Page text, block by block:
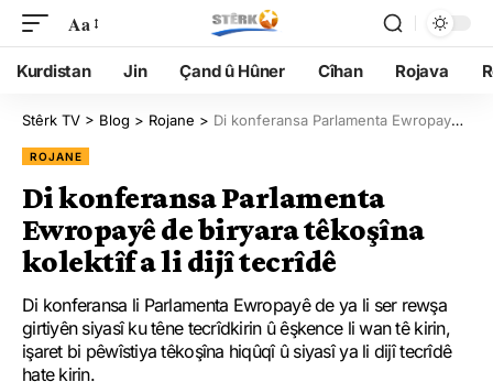
Aa
Kurdistan Jin Çand û Hûner Cîhan Rojava
Stêrk TV > Blog > Rojane > Di konferansa Parlamenta Ewropayê de biryara têkoşîna kolektîf a li dijî tecrîdê
ROJANE
Di konferansa Parlamenta
Ewropayê de biryara têkoşîna
kolektîf a li dijî tecrîdê
Di konferansa li Parlamenta Ewropayê de ya li ser rewşa
girtiyên siyasî ku têne tecrîdkirin û êşkence li wan tê kirin,
işaret bi pêwîstiya têkoşîna hiqûqî û siyasî ya li dijî tecrîdê
hate kirin.